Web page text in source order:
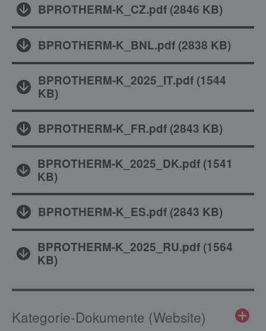
BPROTHERM-K_CZ.pdf (2846 KB)
BPROTHERM-K_BNL.pdf (2838 KB)
BPROTHERM-K_2025_IT.pdf(1544
KB)
BPROTHERM-K_FR.pdf (2843 KB)
BPROTHERM-K_2025_DK.pdf(1541
KB)
BPROTHERM-K_ES.pdf (2843 KB)
BPROTHERM-K_2025_RU.pdf(1564
KB)
Kategorie-Dokumente (Website)